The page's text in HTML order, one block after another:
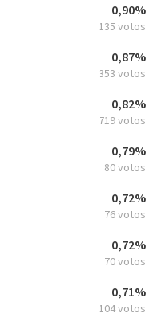
0,90%
135 votos
0,87%
353 votos
0,82%
719 votos
0,79%
80 votos
0,72%
76 votos
0,72%
70 votos
0,71%
104 votos